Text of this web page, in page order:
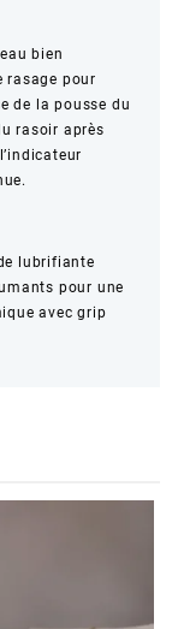
bien
rasage pour
de la pousse du
rasoir après
lubrifiante
pour une
avec grip